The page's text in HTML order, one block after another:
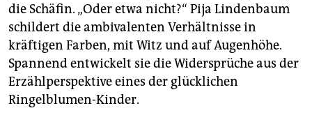
die Schäfin. „Oder etwa nicht?“ Pija Lindenbaum
schildert die ambivalenten Verhältnisse in
kräftigen Farben, mit Witz und auf Augenhöhe.
Spannend entwickelt sie die Widersprüche aus der
Erzählperspektive eines der glücklichen
Ringelblumen-Kinder.